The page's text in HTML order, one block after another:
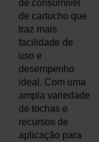
de consumível
de cartucho que
traz mais
facilidade de
uso e
desempenho
ideal. Com uma
ampla variedade
de tochas e
recursos de
aplicação para